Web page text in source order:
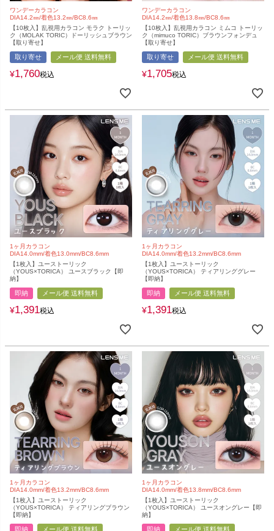
ワンデーカラコン
DIA14.2㎜/着色13.2㎜/BC8.6㎜
【10枚入】乱視用カラコン モラク トーリッ
ク（MOLAK TORIC）ドーリッシュブラウン
【取り寄せ】
取り寄せ メール便 送料無料
¥1,760税込
ワンデーカラコン
DIA14.2㎜/着色13.8㎜/BC8.6㎜
【10枚入】乱視用カラコン ミムコ トーリッ
ク（mimuco TORIC）ブラウンフォンデュ
【取り寄せ】
取り寄せ メール便 送料無料
¥1,705税込
1ヶ月カラコン
DIA14.0mm/着色13.0mm/BC8.6mm
【1枚入】ユーストーリック
（YOUS×TORICA） ユースブラック【即
納】
即納 メール便 送料無料
¥1,391税込
1ヶ月カラコン
DIA14.0mm/着色13.2mm/BC8.6mm
【1枚入】ユーストーリック
（YOUS×TORICA） ティアリンググレー
【即納】
即納 メール便 送料無料
¥1,391税込
1ヶ月カラコン
DIA14.0mm/着色13.2mm/BC8.6mm
【1枚入】ユーストーリック
（YOUS×TORICA） ティアリングブラウン
【即納】
即納 メール便 送料無料
1ヶ月カラコン
DIA14.0mm/着色13.8mm/BC8.6mm
【1枚入】ユーストーリック
（YOUS×TORICA） ユースオングレー【即
納】
即納 メール便 送料無料